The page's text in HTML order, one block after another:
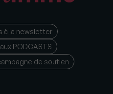
à la newsletter
PODCASTS
de soutien